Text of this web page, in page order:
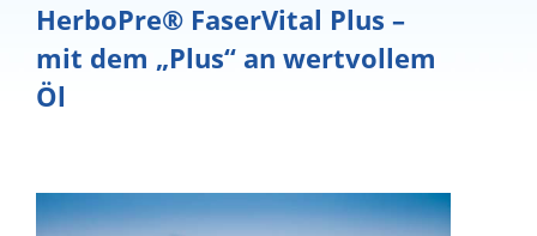
HerboPre® FaserVital Plus –
mit dem „Plus“ an wertvollem
Öl